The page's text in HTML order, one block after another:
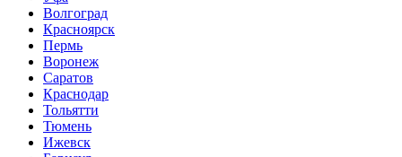
Волгоград
Красноярск
Пермь
Воронеж
Саратов
Краснодар
Тольятти
Тюмень
Ижевск